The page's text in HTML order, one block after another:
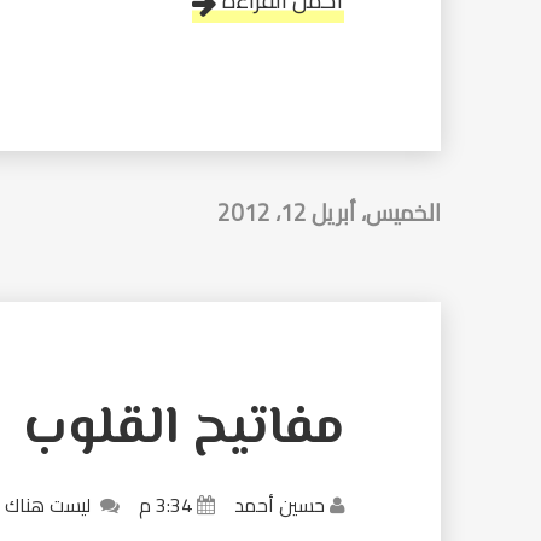
الخميس، أبريل 12، 2012
مفاتيح القلوب
حسين أحمد 3:34 م ليست هناك